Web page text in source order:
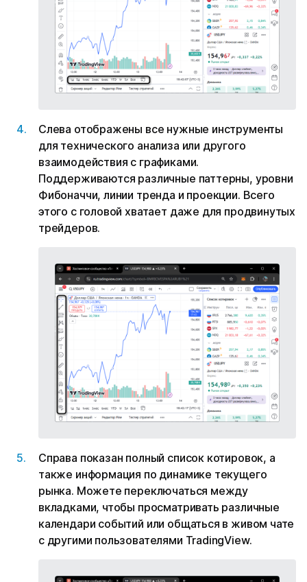
Слева отображены все нужные инструменты
для технического анализа или другого
взаимодействия с графиками.
Поддерживаются различные паттерны, уровни
Фибоначчи, линии тренда и проекции. Всего
этого с головой хватает даже для продвинутых
трейдеров.
Справа показан полный список котировок, а
также информация по динамике текущего
рынка. Можете переключаться между
вкладками, чтобы просматривать различные
календари событий или общаться в живом чате
с другими пользователями TradingView.